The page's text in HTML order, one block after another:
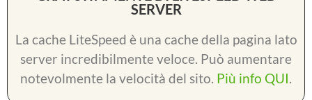
SERVER
La cache LiteSpeed è una cache della pagina lato
server incredibilmente veloce. Può aumentare
notevolmente la velocità del sito. Più info QUI.